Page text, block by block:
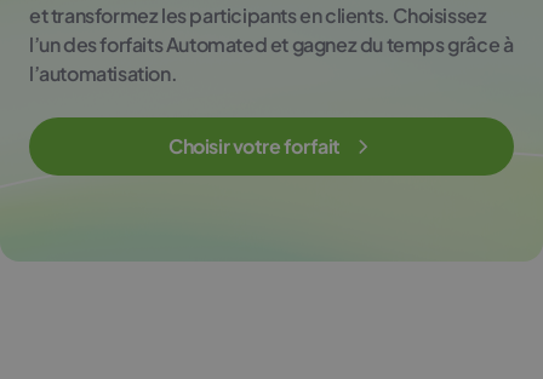
et transformez les participants en clients. Choisissez
l’un des forfaits Automated et gagnez du temps grâce à
l’automatisation.
Choisir votre forfait